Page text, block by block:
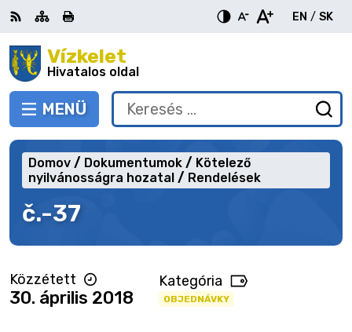
Ugrás
a
tartalomraVízkelet
Hivatalos oldal
VÁLTÁS
MENÜ
RSS Oldaltérkép
Nyomtatás
EN
English
/ SK
Keresés:
be
a
č.-37
Domov Dokumentumok
Kötelező
nyilvánosságra hozatal
Rendelések
Közzétett
30. április 2018
Kategória
OBJEDNÁVKY